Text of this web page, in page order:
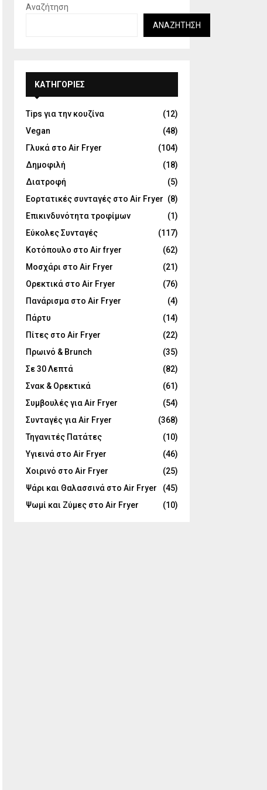
Αναζήτηση
ΑΝΑΖΉΤΗΣΗ
KΑΤΗΓΟΡΊΕΣ
Tips για την κουζίνα
(12)
Vegan
(48)
Γλυκά στο Air Fryer
(104)
Δημοφιλή
(18)
Διατροφή
(5)
Εορτατικές συνταγές στο Air Fryer (8)
Επικινδυνότητα τροφίμων
(1)
Εύκολες Συνταγές
(117)
Κοτόπουλο στο Air fryer
(62)
Μοσχάρι στο Air Fryer
(21)
Ορεκτικά στο Air Fryer
(76)
Πανάρισμα στο Air Fryer
(4)
Πάρτυ
(14)
Πίτες στο Air Fryer
(22)
Πρωινό & Brunch
(35)
Σε 30 Λεπτά
(82)
Σνακ & Ορεκτικά
(61)
Συμβουλές για Air Fryer
(54)
Συνταγές για Air Fryer
(368)
Τηγανιτές Πατάτες
(10)
Υγιεινά στο Air Fryer
(46)
Χοιρινό στο Air Fryer
(25)
Ψάρι και Θαλασσινά στο Air Fryer
(45)
Ψωμί και Ζύμες στο Air Fryer
(10)